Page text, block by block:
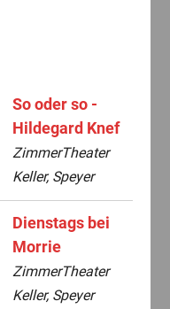
So oder so -
Hildegard Knef
ZimmerTheater
Keller, Speyer
Dienstags bei
Morrie
ZimmerTheater
Keller, Speyer